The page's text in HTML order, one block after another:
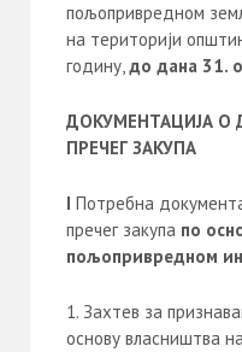
пољопривредном
на територији
годину,до дана 31.
ДОКУМЕНТАЦИЈА О
ПРЕЧЕГ ЗАКУПА
I Потребна
пречег закупа по
пољопривредном
Захтев за
основу власништва